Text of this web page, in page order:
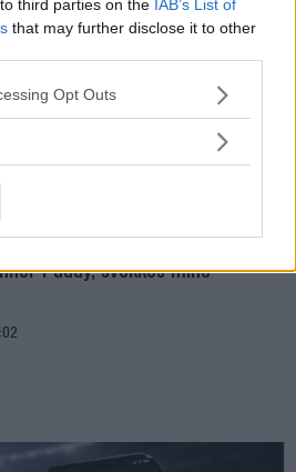
third parties on the IAB’s List of
that may further disclose it to other
app uses one or more Google
usage behaviour. You may click to
purposes in below Google
Opt Outs
Paddy, svekkes mine